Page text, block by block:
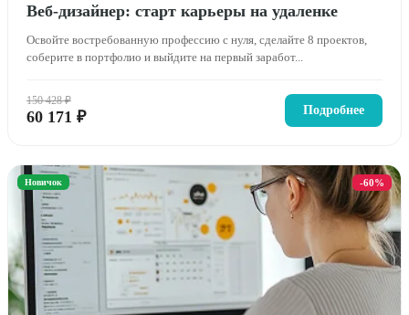
Веб-дизайнер: старт карьеры на удаленке
Освойте востребованную профессию с нуля, сделайте 8 проектов,
соберите в портфолио и выйдите на первый заработ...
150 428 ₽
60 171 ₽ Подробнее
-60%
Новичок